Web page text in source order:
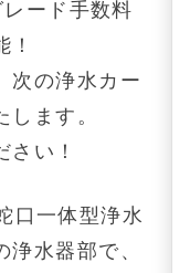
ード手数料
次の浄水カー
ます。
い！
口一体型浄水
水器部で、